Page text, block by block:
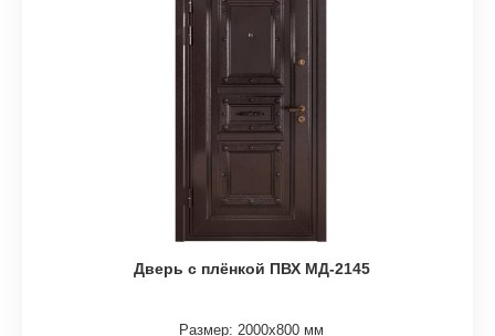
Дверь с плёнкой ПВХ МД-2145
Размер: 2000х800 мм